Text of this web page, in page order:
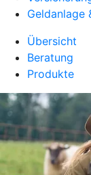
Geldanlage
Übersicht
Beratung
Produkte